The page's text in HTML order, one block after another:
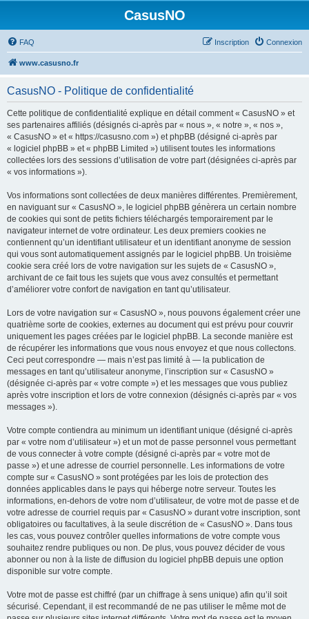
CasusNO
FAQ Connexion
Inscription
www.casusno.fr
CasusNO - Politique de confidentialité
Cette politique de confidentialité explique en détail comment « CasusNO » et
ses partenaires affiliés (désignés ci-après par « nous », « notre », « nos »,
« CasusNO » et « https://casusno.com ») et phpBB (désigné ci-après par
« logiciel phpBB » et « phpBB Limited ») utilisent toutes les informations
collectées lors des sessions d’utilisation de votre part (désignées ci-après par
« vos informations »).
Vos informations sont collectées de deux manières différentes. Premièrement,
en naviguant sur « CasusNO », le logiciel phpBB génèrera un certain nombre
de cookies qui sont de petits fichiers téléchargés temporairement par le
navigateur internet de votre ordinateur. Les deux premiers cookies ne
contiennent qu’un identifiant utilisateur et un identifiant anonyme de session
qui vous sont automatiquement assignés par le logiciel phpBB. Un troisième
cookie sera créé lors de votre navigation sur les sujets de « CasusNO »,
archivant de ce fait tous les sujets que vous avez consultés et permettant
d’améliorer votre confort de navigation en tant qu’utilisateur.
Lors de votre navigation sur « CasusNO », nous pouvons également créer une
quatrième sorte de cookies, externes au document qui est prévu pour couvrir
uniquement les pages créées par le logiciel phpBB. La seconde manière est
de récupérer les informations que vous nous envoyez et que nous collectons.
Ceci peut correspondre — mais n’est pas limité à — la publication de
messages en tant qu’utilisateur anonyme, l’inscription sur « CasusNO »
(désignée ci-après par « votre compte ») et les messages que vous publiez
après votre inscription et lors de votre connexion (désignés ci-après par « vos
messages »).
Votre compte contiendra au minimum un identifiant unique (désigné ci-après
par « votre nom d’utilisateur ») et un mot de passe personnel vous permettant
de vous connecter à votre compte (désigné ci-après par « votre mot de
passe ») et une adresse de courriel personnelle. Les informations de votre
compte sur « CasusNO » sont protégées par les lois de protection des
données applicables dans le pays qui héberge notre serveur. Toutes les
informations, en-dehors de votre nom d’utilisateur, de votre mot de passe et de
votre adresse de courriel requis par « CasusNO » durant votre inscription, sont
obligatoires ou facultatives, à la seule discrétion de « CasusNO ». Dans tous
les cas, vous pouvez contrôler quelles informations de votre compte vous
souhaitez rendre publiques ou non. De plus, vous pouvez décider de vous
abonner ou non à la liste de diffusion du logiciel phpBB depuis une option
disponible sur votre compte.
Votre mot de passe est chiffré (par un chiffrage à sens unique) afin qu’il soit
sécurisé. Cependant, il est recommandé de ne pas utiliser le même mot de